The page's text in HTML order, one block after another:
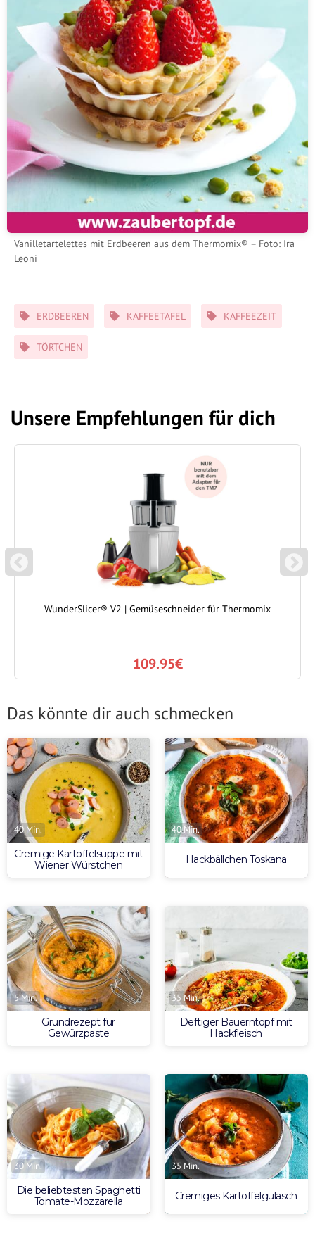
Vanilletartelettes mit Erdbeeren aus dem Thermomix® – Foto: Ira
Leoni
Schlagwörter
ERDBEEREN KAFFEETAFEL KAFFEEZEIT
TÖRTCHEN
Unsere Empfehlungen für dich
P
REVIOUS
WunderSlicer® V2 | Gemüseschneider für Thermomix
109.95€
N
EXT
Das könnte dir auch schmecken
40 Min.
Cremige Kartoffelsuppe mit
Wiener Würstchen
40 Min.
Hackbällchen Toskana
5 Min.
Grundrezept für
Gewürzpaste
35 Min.
Deftiger Bauerntopf mit
Hackfleisch
30 Min.
Die beliebtesten Spaghetti
Tomate-Mozzarella
35 Min.
Cremiges Kartoffelgulasch